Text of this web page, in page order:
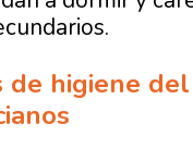
de higiene